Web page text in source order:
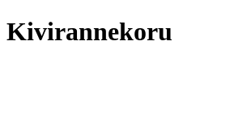
Kivirannekoru